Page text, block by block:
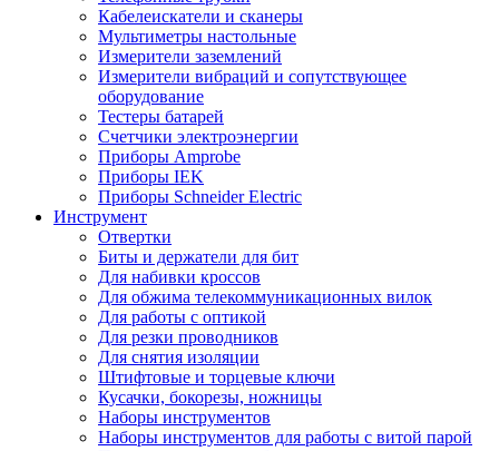
Кабелеискатели и сканеры
Мультиметры настольные
Измерители заземлений
Измерители вибраций и сопутствующее
оборудование
Тестеры батарей
Счетчики электроэнергии
Приборы Amprobe
Приборы IEK
Приборы Schneider Electric
Инструмент
Отвертки
Биты и держатели для бит
Для набивки кроссов
Для обжима телекоммуникационных вилок
Для работы с оптикой
Для резки проводников
Для снятия изоляции
Штифтовые и торцевые ключи
Кусачки, бокорезы, ножницы
Наборы инструментов
Наборы инструментов для работы с витой парой